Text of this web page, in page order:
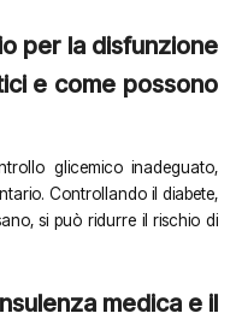
per la disfunzione
e come possono
glicemico inadeguato,
Controllando il diabete,
si può ridurre il rischio di
medica e il